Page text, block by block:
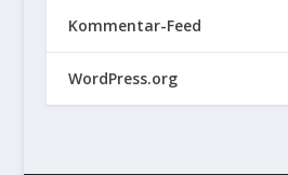
Kommentar-Feed
WordPress.org